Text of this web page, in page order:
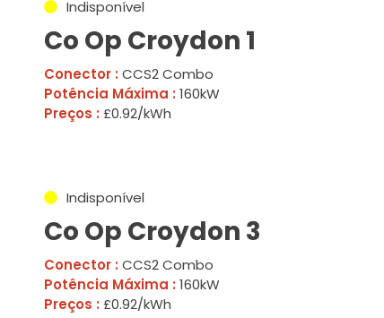
Indisponível
Co Op Croydon 1
Conector : CCS2 Combo
Potência Máxima : 160kW
Preços : £0.92/kWh
Indisponível
Co Op Croydon 3
Conector : CCS2 Combo
Potência Máxima : 160kW
Preços : £0.92/kWh